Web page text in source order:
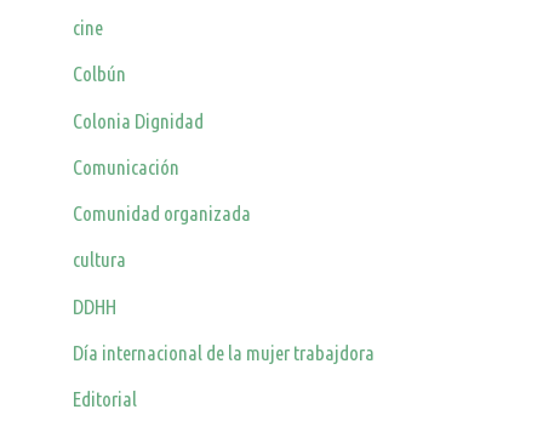
cine
Colbún
Colonia Dignidad
Comunicación
Comunidad organizada
cultura
DDHH
Día internacional de la mujer trabajdora
Editorial